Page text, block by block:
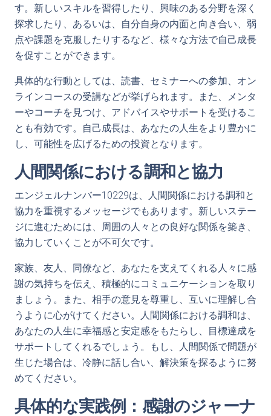
す。新しいスキルを習得したり、興味のある分野を深く
探求したり、あるいは、自分自身の内面と向き合い、弱
点や課題を克服したりするなど、様々な方法で自己成長
を促すことができます。
具体的な行動としては、読書、セミナーへの参加、オン
ラインコースの受講などが挙げられます。また、メンタ
ーやコーチを見つけ、アドバイスやサポートを受けるこ
とも有効です。自己成長は、あなたの人生をより豊かに
し、可能性を広げるための投資となります。
人間関係における調和と協力
エンジェルナンバー10229は、人間関係における調和と
協力を重視するメッセージでもあります。新しいステー
ジに進むためには、周囲の人々との良好な関係を築き、
協力していくことが不可欠です。
家族、友人、同僚など、あなたを支えてくれる人々に感
謝の気持ちを伝え、積極的にコミュニケーションを取り
ましょう。また、相手の意見を尊重し、互いに理解し合
うように心がけてください。人間関係における調和は、
あなたの人生に幸福感と安定感をもたらし、目標達成を
サポートしてくれるでしょう。もし、人間関係で問題が
生じた場合は、冷静に話し合い、解決策を探るように努
めてください。
具体的な実践例：感謝のジャーナ